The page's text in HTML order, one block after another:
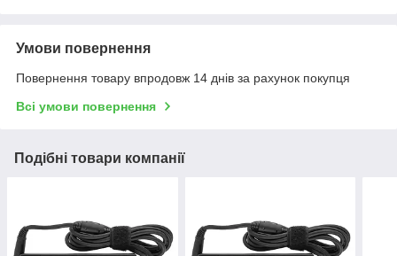
Умови повернення
Повернення товару впродовж 14 днів за рахунок покупця
Всі умови повернення
Подібні товари компанії